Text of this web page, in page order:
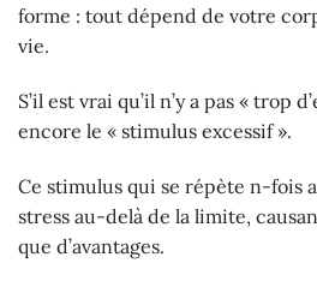
forme : tout dépend de votre
vie.
S’il est vrai qu’il n’y a pas « trop
encore le « stimulus excessif ».
Ce stimulus qui se répète n-fois
stress au-delà de la limite,
que d’avantages.